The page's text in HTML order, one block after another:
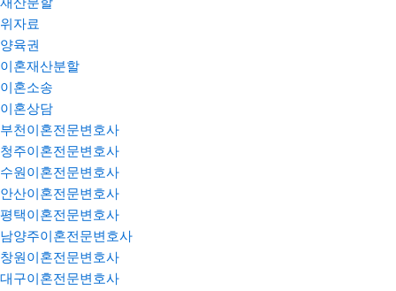
위자료
양육권
이혼재산분할
이혼소송
이혼상담
부천이혼전문변호사
청주이혼전문변호사
수원이혼전문변호사
안산이혼전문변호사
평택이혼전문변호사
남양주이혼전문변호사
창원이혼전문변호사
대구이혼전문변호사